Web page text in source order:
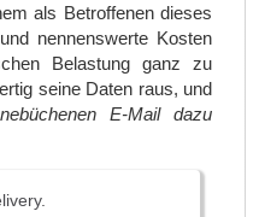
als Betroffenen dieses
nennenswerte Kosten
Belastung ganz zu
seine Daten raus, und
E-Mail dazu